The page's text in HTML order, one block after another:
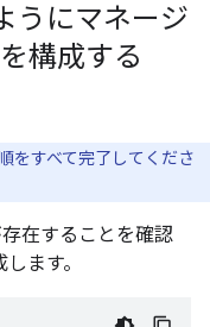
うにマネージ
構成する
をすべて完了してくださ
在することを確認
ます。